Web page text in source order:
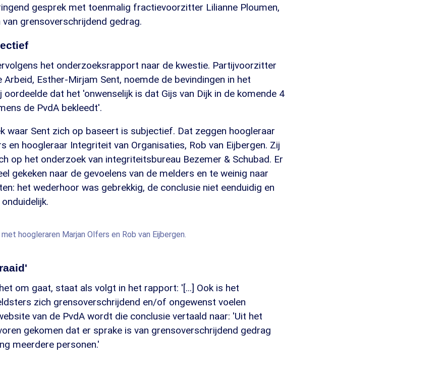
gesprek met toenmalig fractievoorzitter Lilianne Ploumen,
grensoverschrijdend gedrag.
het onderzoeksrapport naar de kwestie. Partijvoorzitter
Arbeid, Esther-Mirjam Sent, noemde de bevindingen in het
dat het 'onwenselijk is dat Gijs van Dijk in de komende 4
de PvdA bekleedt'.
waar Sent zich op baseert is subjectief. Dat zeggen hoogleraar
en hoogleraar Integriteit van Organisaties, Rob van Eijbergen. Zij
op het onderzoek van integriteitsbureau Bezemer & Schubad. Er
gekeken naar de gevoelens van de melders en te weinig naar
het wederhoor was gebrekkig, de conclusie niet eenduidig en
hoogleraren Marjan Olfers en Rob van Eijbergen.
om gaat, staat als volgt in het rapport: '[...] Ook is het
zich grensoverschrijdend en/of ongewenst voelen
van de PvdA wordt die conclusie vertaald naar: 'Uit het
gekomen dat er sprake is van grensoverschrijdend gedrag
meerdere personen.'